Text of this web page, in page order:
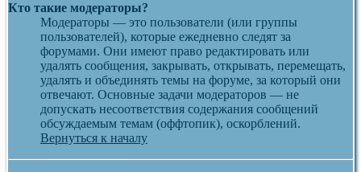
Кто такие модераторы?
Модераторы — это пользователи (или группы
пользователей), которые ежедневно следят за
форумами. Они имеют право редактировать или
удалять сообщения, закрывать, открывать, перемещать,
удалять и объединять темы на форуме, за который они
отвечают. Основные задачи модераторов — не
допускать несоответствия содержания сообщений
обсуждаемым темам (оффтопик), оскорблений.
Вернуться к началу